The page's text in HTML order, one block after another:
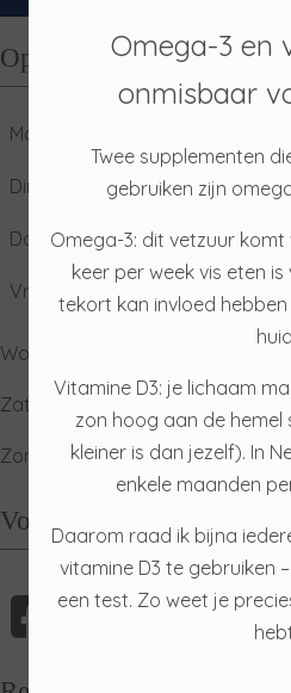
Openingstijden
Maandag
Dinsdag
Donderdag
Vrijdag
Woensdag: gesloten
Zaterdag: ophalen producten
Zondag: relaxdag
Volg mij
Omega-3 en
onmisbaar
Twee supplementen
gebruiken zijn
Omega-3: dit vetzuur komt
keer per week vis eten
tekort kan invloed
Vitamine D3: je lichaam
zon hoog aan de
kleiner is dan jezelf). In
enkele maanden
Daarom raad ik bijna
vitamine D3 te gebruiken
een test. Zo weet je